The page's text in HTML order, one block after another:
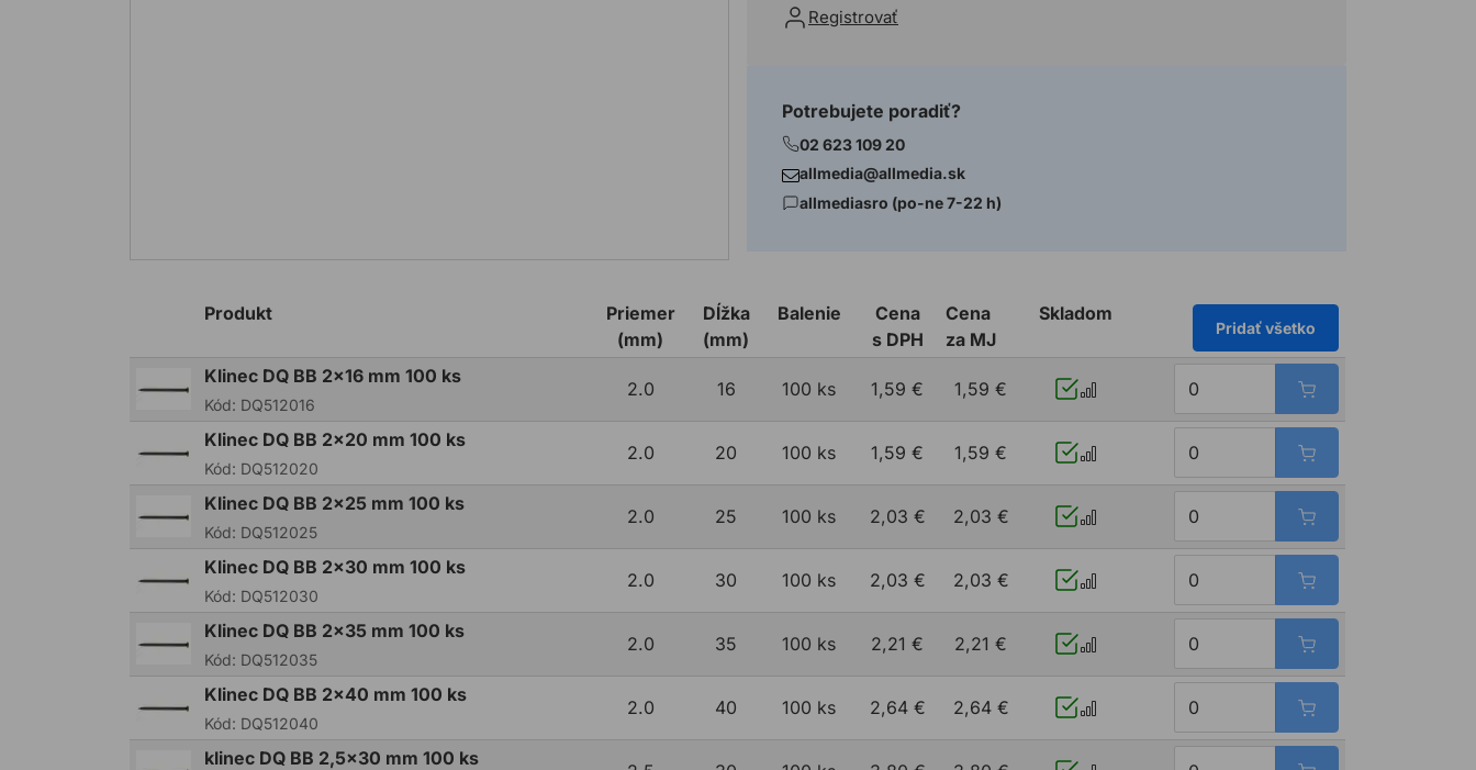
Registrovať
Potrebujete poradiť?
02 623 109 20
allmedia@allmedia.sk
allmediasro (po-ne 7-22 h)
Produkt
Priemer
(mm)
Dĺžka
(mm)
Balenie
Cena
s DPH
Cena
za MJ
Skladom
Pridať všetko
Klinec DQ BB 2x16 mm 100 ks
Kód: DQ512016
2.0 16 100 ks 1,59 € 1,59 €
Klinec DQ BB 2x20 mm 100 ks
Kód: DQ512020
2.0 20 100 ks 1,59 € 1,59 €
Klinec DQ BB 2x25 mm 100 ks
Kód: DQ512025
2.0 25 100 ks 2,03 € 2,03 €
Klinec DQ BB 2x30 mm 100 ks
Kód: DQ512030
2.0 30 100 ks 2,03 € 2,03 €
Klinec DQ BB 2x35 mm 100 ks
Kód: DQ512035
2.0 35 100 ks 2,21 € 2,21 €
Klinec DQ BB 2x40 mm 100 ks
Kód: DQ512040
2.0 40 100 ks 2,64 € 2,64 €
klinec DQ BB 2,5x30 mm 100 ks